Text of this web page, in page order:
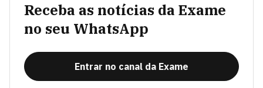
Receba as notícias da Exame
no seu WhatsApp
Entrar no canal da Exame